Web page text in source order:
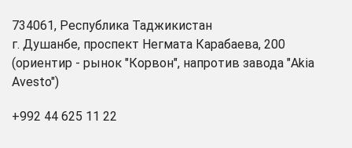
734061, Республика Таджикистан
г. Душанбе, проспект Негмата Карабаева, 200
(ориентир - рынок "Корвон", напротив завода "Akia
Avesto")
+992 44 625 11 22